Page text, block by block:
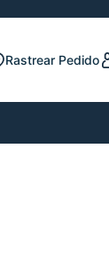
Rastrear Pedido